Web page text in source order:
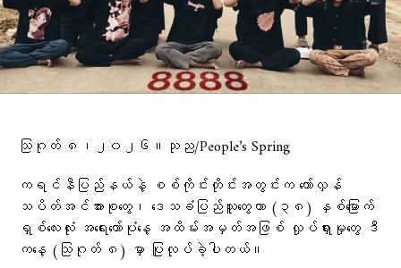
သြဂုတ် ၈၊၂၀၂၆။သုည/People’s Spring
ကရင်နီပြည်နယ်နဲ့ စစ်ကိုင်းတိုင်းအတွင်းက တော်လှန်
သပိတ်အင်အားစုတွေ၊ ဒေသခံပြည်သူတွေဟာ (၃၈) နှစ်မြောက်
ရှစ်လေးလုံး အရေးတော်ပုံနေ့ အထိမ်းအမှတ်အဖြစ် လှုပ်ရှားမှုတွေ ဒီ
ကနေ့ (သြဂုတ် ၈) မှာ ပြုလုပ်ခဲ့ပါတယ်။